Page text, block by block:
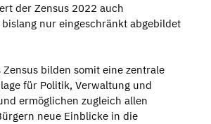
der Zensus 2022 auch
nur eingeschränkt abgebildet
Zensus bilden somit eine zentrale
für Politik, Verwaltung und
ermöglichen zugleich allen
neue Einblicke in die